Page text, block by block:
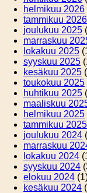
helmikuu 2026
tammikuu 2026
joulukuu 2025
marraskuu
lokakuu 2025
syyskuu 2025
kesäkuu 2025
toukokuu 2025
huhtikuu 2025
maaliskuu
helmikuu 2025
tammikuu 2025
joulukuu 2024
marraskuu
lokakuu 2024
syyskuu 2024
elokuu 2024
kesäkuu 2024